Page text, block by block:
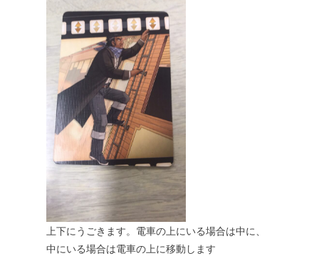
上下にうごきます。電車の上にいる場合は中に、
中にいる場合は電車の上に移動します